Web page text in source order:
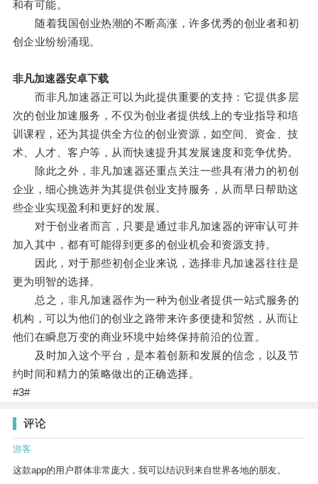
和有可能。
随着我国创业热潮的不断高涨，许多优秀的创业者和初
创企业纷纷涌现。
非凡加速器安卓下载
而非凡加速器正可以为此提供重要的支持：它提供多层
次的创业加速服务，不仅为创业者提供线上的专业指导和培
训课程，还为其提供全方位的创业资源，如空间、资金、技
术、人才、客户等，从而快速提升其发展速度和竞争优势。
除此之外，非凡加速器还重点关注一些具有潜力的初创
企业，细心挑选并为其提供创业支持服务，从而早日帮助这
些企业实现盈利和更好的发展。
对于创业者而言，只要是通过非凡加速器的评审认可并
加入其中，都有可能得到更多的创业机会和资源支持。
因此，对于那些初创企业来说，选择非凡加速器往往是
更为明智的选择。
总之，非凡加速器作为一种为创业者提供一站式服务的
机构，可以为他们的创业之路带来许多便捷和贸然，从而让
他们在瞬息万变的商业环境中始终保持前沿的位置。
及时加入这个平台，是本着创新和发展的信念，以及节
约时间和精力的策略做出的正确选择。
#3#
评论
游客
这款app的用户群体非常庞大，我可以结识到来自世界各地的朋友。